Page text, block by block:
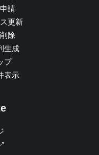
請
更新
除
生成
プ
表示